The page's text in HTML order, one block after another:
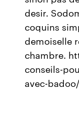
desir.
coquins
demoiselle
chambre.
conseils-
avec-badoo/